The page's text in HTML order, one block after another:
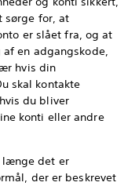
sørge for, at
er slået fra, og at
en adgangskode,
hvis din
skal kontakte
du bliver
konti eller andre
længe det er
der er beskrevet